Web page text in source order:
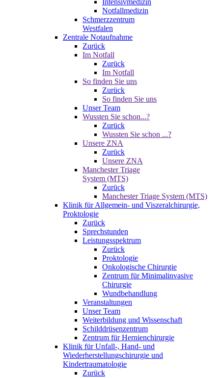
Intensivmedizin
Notfallmedizin
Schmerzzentrum
Westfalen
Zentrale Notaufnahme
Zurück
Im Notfall
Zurück
Im Notfall
So finden Sie uns
Zurück
So finden Sie uns
Unser Team
Wussten Sie schon...?
Zurück
Wussten Sie schon ...?
Unsere ZNA
Zurück
Unsere ZNA
Manchester Triage
System (MTS)
Zurück
Manchester Triage System (MTS)
Klinik für Allgemein- und Viszeralchirurgie,
Proktologie
Zurück
Sprechstunden
Leistungsspektrum
Zurück
Proktologie
Onkologische Chirurgie
Zentrum für Minimalinvasive
Chirurgie
Wundbehandlung
Veranstaltungen
Unser Team
Weiterbildung und Wissenschaft
Schilddrüsenzentrum
Zentrum für Hernienchirurgie
Klinik für Unfall-, Hand- und
Wiederherstellungschirurgie und
Kindertraumatologie
Zurück